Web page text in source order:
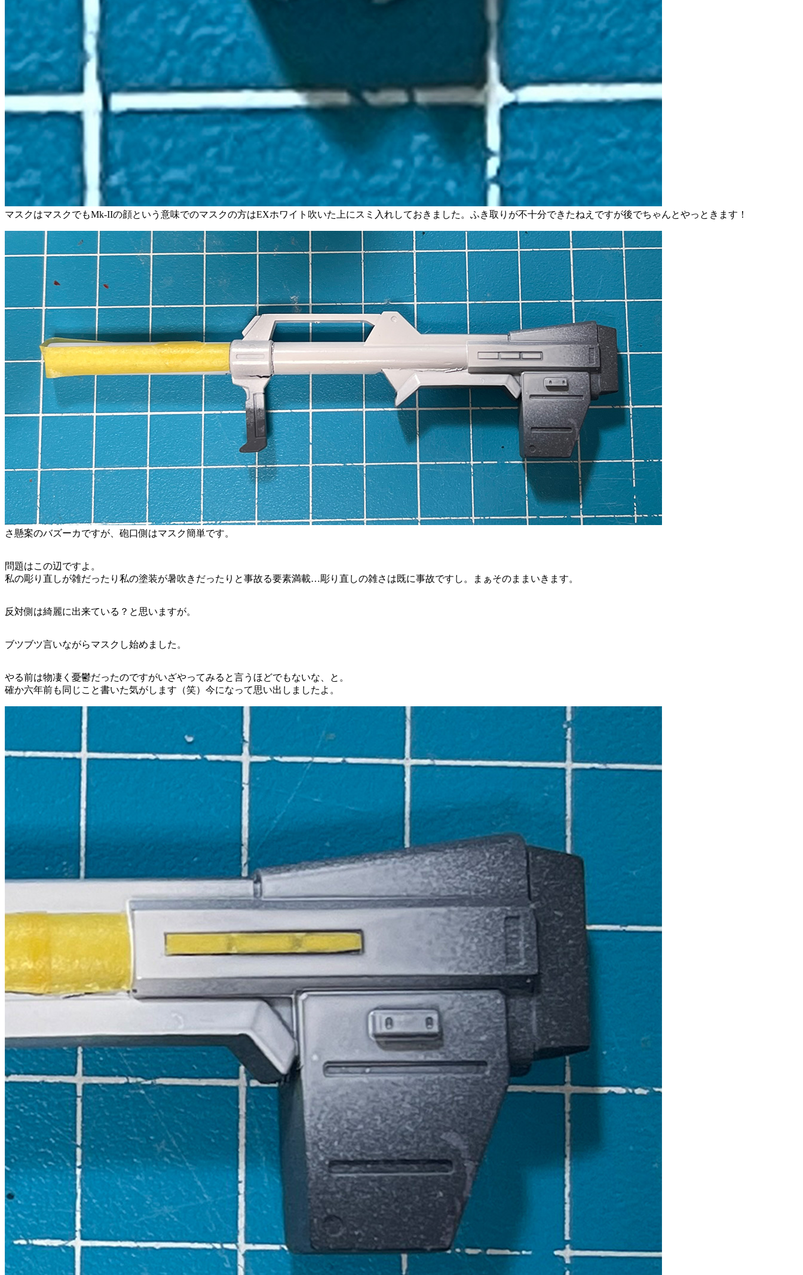
マスクはマスクでもMk-IIの顔という意味でのマスクの方はEXホワイト吹いた上にスミ入れしておきました。ふき取りが不十分できたねえですが後でちゃんとやっときます！
さ懸案のバズーカですが、砲口側はマスク簡単です。
問題はこの辺ですよ。
私の彫り直しが雑だったり私の塗装が暑吹きだったりと事故る要素満載…彫り直しの雑さは既に事故ですし。まぁそのままいきます。
反対側は綺麗に出来ている？と思いますが。
ブツブツ言いながらマスクし始めました。
やる前は物凄く憂鬱だったのですがいざやってみると言うほどでもないな、と。
確か六年前も同じこと書いた気がします（笑）今になって思い出しましたよ。